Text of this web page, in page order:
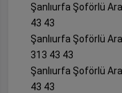
Şanlıurfa Şoförlü
43 43
Şanlıurfa Şoförlü
313 43 43
Şanlıurfa Şoförlü
43 43